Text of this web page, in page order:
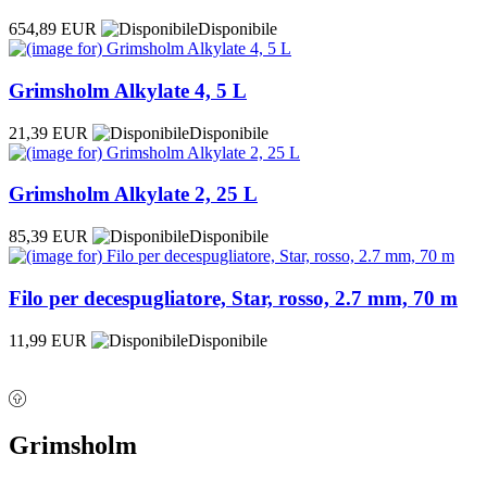
654,89 EUR Disponibile
Grimsholm Alkylate 4, 5 L
21,39 EUR Disponibile
Grimsholm Alkylate 2, 25 L
85,39 EUR Disponibile
Filo per decespugliatore, Star, rosso, 2.7 mm, 70 m
11,99 EUR Disponibile
Grimsholm